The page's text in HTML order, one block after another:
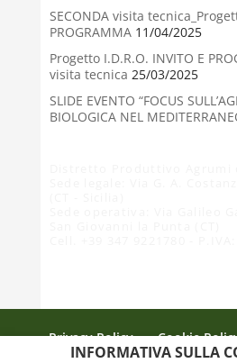
SECONDA visita
PROGRAMMA11/04/2025
Progetto I.D.R.O. INVITO E
visita tecnica 25/03/2025
SLIDE EVENTO “FOCUS
BIOLOGICA NEL
Privacy Policy Cookie
INFORMATIVA SULLA